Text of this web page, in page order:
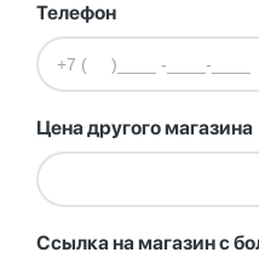
Телефон
Цена другого магазина
Ссылка на магазин с